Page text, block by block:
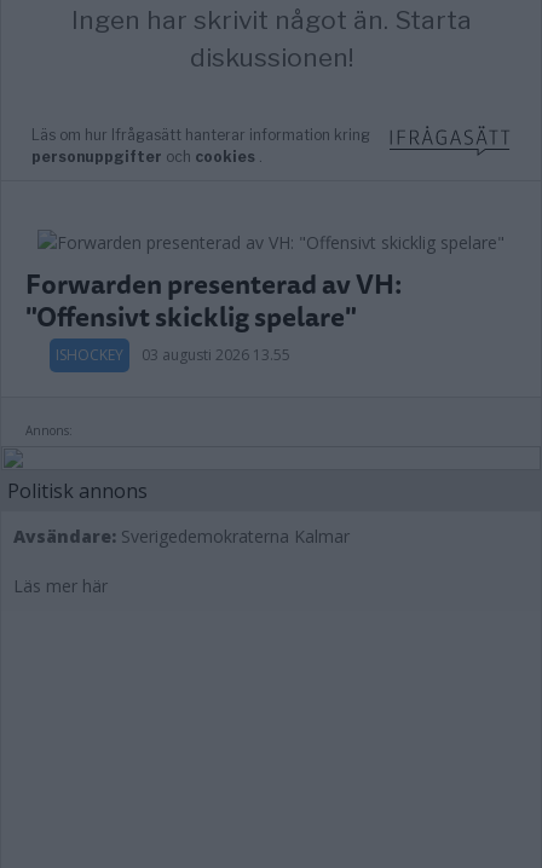
Forwarden presenterad av VH:
"Offensivt skicklig spelare"
ISHOCKEY 03 augusti 2026 13.55
Annons:
Politisk annons
Avsändare: Sverigedemokraterna Kalmar
Läs mer här